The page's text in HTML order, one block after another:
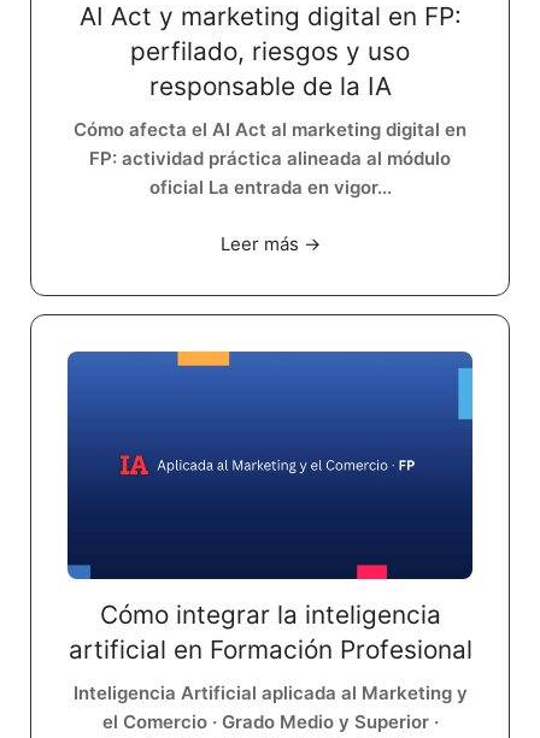
AI Act y marketing digital en FP:
perfilado, riesgos y uso
responsable de la IA
Cómo afecta el AI Act al marketing digital en
FP: actividad práctica alineada al módulo
oficial La entrada en vigor...
Leer más →
Cómo integrar la inteligencia
artificial en Formación Profesional
Inteligencia Artificial aplicada al Marketing y
el Comercio · Grado Medio y Superior ·